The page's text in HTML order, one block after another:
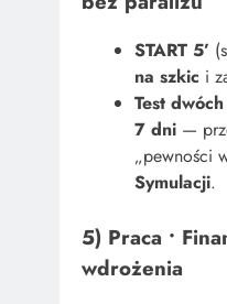
START 5’
na szkic i
Test
7 dni —
„pewności
Symulacji.
5) Praca •
wdrożenia